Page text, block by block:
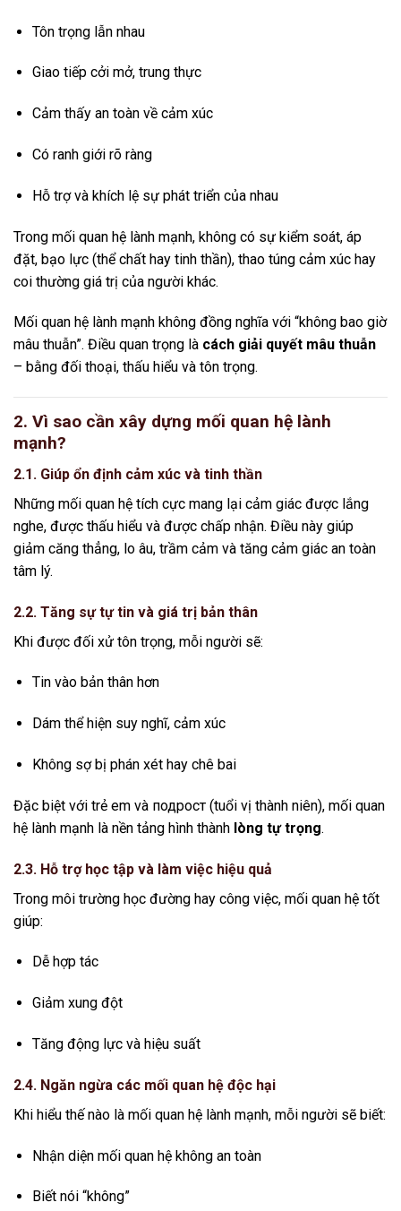
Tôn trọng lẫn nhau
Giao tiếp cởi mở, trung thực
Cảm thấy an toàn về cảm xúc
Có ranh giới rõ ràng
Hỗ trợ và khích lệ sự phát triển của nhau
Trong mối quan hệ lành mạnh, không có sự kiểm soát, áp
đặt, bạo lực (thể chất hay tinh thần), thao túng cảm xúc hay
coi thường giá trị của người khác.
Mối quan hệ lành mạnh không đồng nghĩa với “không bao giờ
mâu thuẫn”. Điều quan trọng là cách giải quyết mâu thuẫn
– bằng đối thoại, thấu hiểu và tôn trọng.
2. Vì sao cần xây dựng mối quan hệ lành
mạnh?
2.1. Giúp ổn định cảm xúc và tinh thần
Những mối quan hệ tích cực mang lại cảm giác được lắng
nghe, được thấu hiểu và được chấp nhận. Điều này giúp
giảm căng thẳng, lo âu, trầm cảm và tăng cảm giác an toàn
tâm lý.
2.2. Tăng sự tự tin và giá trị bản thân
Khi được đối xử tôn trọng, mỗi người sẽ:
Tin vào bản thân hơn
Dám thể hiện suy nghĩ, cảm xúc
Không sợ bị phán xét hay chê bai
Đặc biệt với trẻ em và подрост (tuổi vị thành niên), mối quan
hệ lành mạnh là nền tảng hình thành lòng tự trọng.
2.3. Hỗ trợ học tập và làm việc hiệu quả
Trong môi trường học đường hay công việc, mối quan hệ tốt
giúp:
Dễ hợp tác
Giảm xung đột
Tăng động lực và hiệu suất
2.4. Ngăn ngừa các mối quan hệ độc hại
Khi hiểu thế nào là mối quan hệ lành mạnh, mỗi người sẽ biết:
Nhận diện mối quan hệ không an toàn
Biết nói “không”